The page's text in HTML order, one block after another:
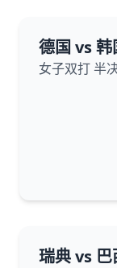
德国 vs 韩
女子双打 半
瑞典 vs 巴